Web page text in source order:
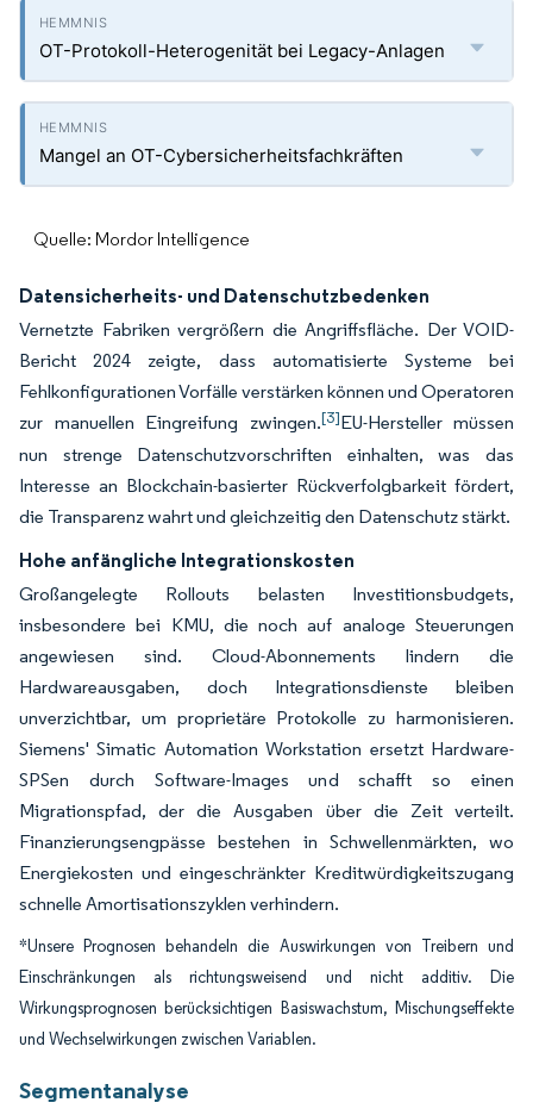
OT-Protokoll-Heterogenität bei Legacy-Anlagen
Mangel an OT-Cybersicherheitsfachkräften
Quelle: Mordor Intelligence
Datensicherheits- und Datenschutzbedenken
Vernetzte Fabriken vergrößern die Angriffsfläche. Der VOID-
Bericht 2024 zeigte, dass automatisierte Systeme bei
Fehlkonfigurationen Vorfälle verstärken können und Operatoren
zur manuellen Eingreifung zwingen.[3]EU-Hersteller müssen
nun strenge Datenschutzvorschriften einhalten, was das
Interesse an Blockchain-basierter Rückverfolgbarkeit fördert,
die Transparenz wahrt und gleichzeitig den Datenschutz stärkt.
Hohe anfängliche Integrationskosten
Großangelegte Rollouts belasten Investitionsbudgets,
insbesondere bei KMU, die noch auf analoge Steuerungen
angewiesen sind. Cloud-Abonnements lindern die
Hardwareausgaben, doch Integrationsdienste bleiben
unverzichtbar, um proprietäre Protokolle zu harmonisieren.
Siemens' Simatic Automation Workstation ersetzt Hardware-
SPSen durch Software-Images und schafft so einen
Migrationspfad, der die Ausgaben über die Zeit verteilt.
Finanzierungsengpässe bestehen in Schwellenmärkten, wo
Energiekosten und eingeschränkter Kreditwürdigkeitszugang
schnelle Amortisationszyklen verhindern.
*Unsere Prognosen behandeln die Auswirkungen von Treibern und
Einschränkungen als richtungsweisend und nicht additiv. Die
Wirkungsprognosen berücksichtigen Basiswachstum, Mischungseffekte
und Wechselwirkungen zwischen Variablen.
Segmentanalyse